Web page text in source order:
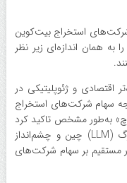
استخراج بیت‌کوین
به همان اندازه‌ای زیر نظر
و ژئوپلیتیکی در
سهام شرکت‌های استخراج
است. «۱۰ ایکس ریسرچ» به‌طور مشخص تاکید کرد
که اکنون سهام مرتبط با مدل‌های زبانی بزرگ (LLM) چین و چشم‌انداز
مستقیم بر سهام شرکت‌های